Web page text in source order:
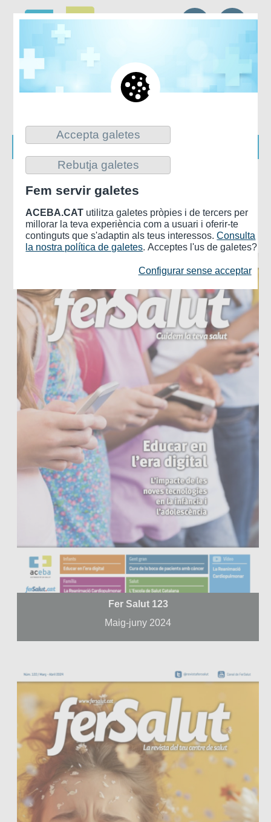
CA ES
SALUT
Revista Fer Salut
Fer Salut 123
Maig-juny 2024
Accepta galetes
Rebutja galetes
Fem servir galetes
ACEBA.CAT utilitza galetes pròpies i de tercers per
millorar la teva experiència com a usuari i oferir-te
continguts que s'adaptin als teus interessos.Consulta
la nostra política de galetes. Acceptes l'us de galetes?
Configurar sense acceptar